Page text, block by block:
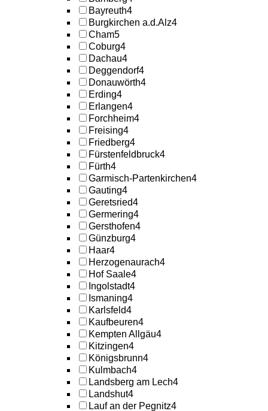
Bayreuth4
Burgkirchen a.d.Alz4
Cham5
Coburg4
Dachau4
Deggendorf4
Donauwörth4
Erding4
Erlangen4
Forchheim4
Freising4
Friedberg4
Fürstenfeldbruck4
Fürth4
Garmisch-Partenkirchen4
Gauting4
Geretsried4
Germering4
Gersthofen4
Günzburg4
Haar4
Herzogenaurach4
Hof Saale4
Ingolstadt4
Ismaning4
Karlsfeld4
Kaufbeuren4
Kempten Allgäu4
Kitzingen4
Königsbrunn4
Kulmbach4
Landsberg am Lech4
Landshut4
Lauf an der Pegnitz4